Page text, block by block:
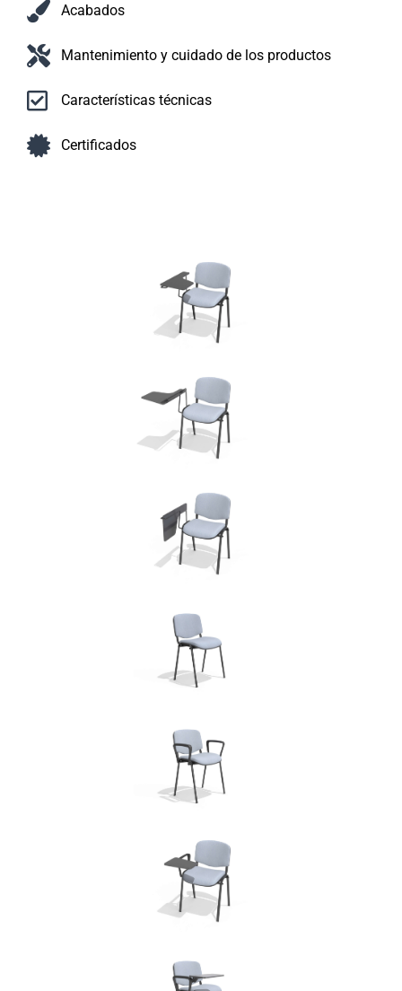
Acabados
Mantenimiento y cuidado de los productos
Características técnicas
Certificados